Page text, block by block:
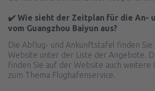
✔️ Wie sieht der Zeitplan für die An-
vom Guangzhou Baiyun aus?
Die Abflug- und Ankunftstafel finden Sie
Website unter der Liste der Angebote.
finden Sie auf der Website auch weitere
zum Thema Flughafenservice.